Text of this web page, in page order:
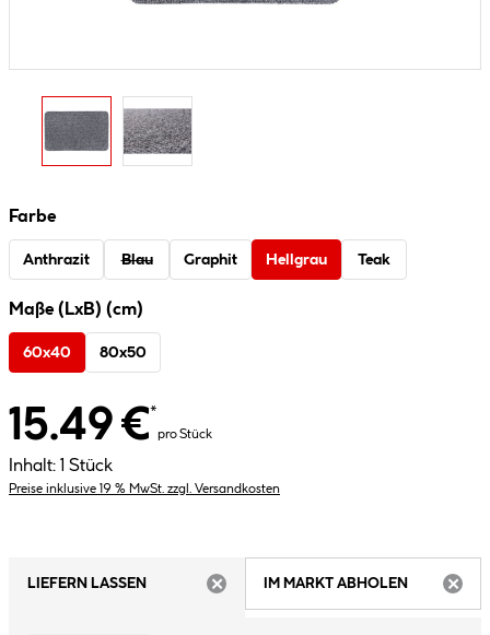
Farbe
Anthrazit Blau Graphit Hellgrau Teak
Maße (LxB) (cm)
60x40 80x50
15.49 €*
pro Stück
Inhalt: 1 Stück
Preise inklusive 19 % MwSt. zzgl. Versandkosten
LIEFERN LASSEN
IM MARKT ABHOLEN